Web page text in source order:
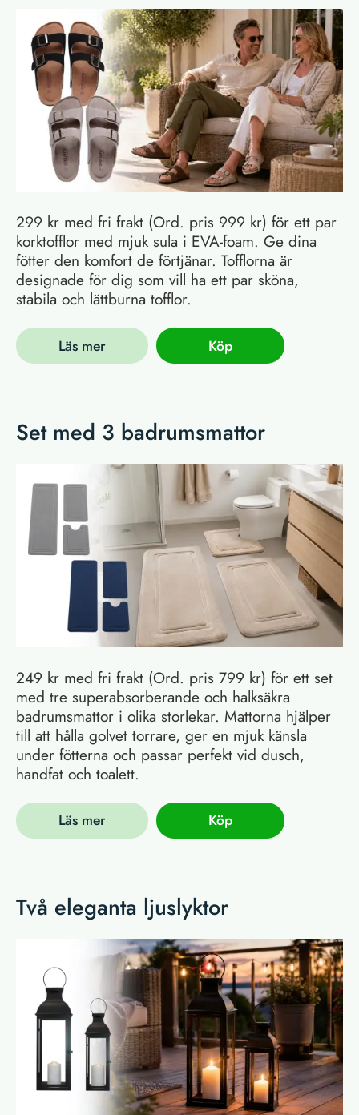
299 kr med fri frakt (Ord. pris 999 kr) för ett par
korktofflor med mjuk sula i EVA-foam. Ge dina
fötter den komfort de förtjänar. Tofflorna är
designade för dig som vill ha ett par sköna,
stabila och lättburna tofflor.
Läs mer Köp
Set med 3 badrumsmattor
249 kr med fri frakt (Ord. pris 799 kr) för ett set
med tre superabsorberande och halksäkra
badrumsmattor i olika storlekar. Mattorna hjälper
till att hålla golvet torrare, ger en mjuk känsla
under fötterna och passar perfekt vid dusch,
handfat och toalett.
Läs mer Köp
Två eleganta ljuslyktor